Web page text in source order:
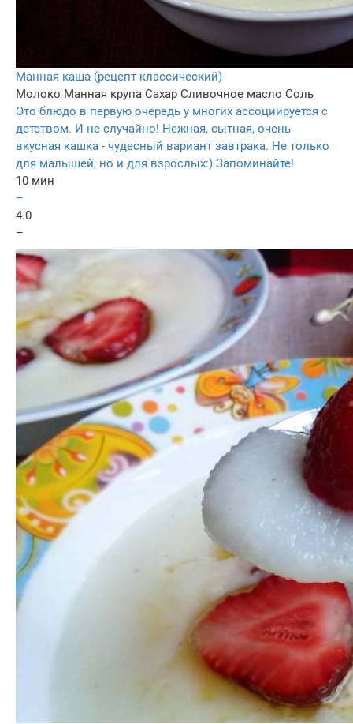
Манная каша (рецепт классический)
Молоко Манная крупа Сахар Сливочное масло Соль
Это блюдо в первую очередь у многих ассоциируется с
детством. И не случайно! Нежная, сытная, очень
вкусная кашка - чудесный вариант завтрака. Не только
для малышей, но и для взрослых:) Запоминайте!
10 мин
–
4.0
–